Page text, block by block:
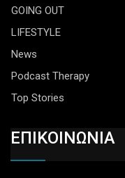
GOING OUT
LIFESTYLE
News
Podcast Therapy
Top Stories
ΕΠΙΚΟΙΝΩΝΙΑ